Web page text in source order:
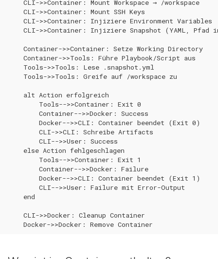
Beispiel 1: Python
Packages installieren
hinzufügen
Beispiel 3: Custom CLIs und
Tools
Beispiel 4: Ansible
Collections hinzufügen
Beispiel 5: Multi-Cloud
Image Building
Audit & Compliance
Pricing & Business Layer
Operator-Deployment
Metriken & Prometheus-
Vorkonfigurierte Daten
Management Commands
0.30.9
0.30.8
0.30.7
0.30.6
0.30.5
0.30.4
0.30.2
0.30.0
0.14.6
0.14.5
0.14.4
0.14.3
0.14.2
0.14.1
0.13.2
0.13.0
    CLI->>Container: Mount Workspace → /workspace
    CLI->>Container: Mount SSH Keys
    CLI->>Container: Injiziere Environment Variables
CLI->>Container: Injiziere Snapshot (YAML, Pfad
    Container->>Container: Setze Working Directory
    Container->>Tools: Führe Playbook/Script aus
    Tools->>Tools: Lese .snapshot.yml
    Tools->>Tools: Greife auf /workspace zu
    alt Action erfolgreich
        Tools-->>Container: Exit 0
        Container-->>Docker: Success
        Docker-->>CLI: Container beendet (Exit 0)
        CLI->>CLI: Schreibe Artifacts
        CLI-->>User: Success
    else Action fehlgeschlagen
        Tools-->>Container: Exit 1
        Container-->>Docker: Failure
        Docker-->>CLI: Container beendet (Exit 1)
        CLI-->>User: Failure mit Error-Output
    end
    CLI->>Docker: Cleanup Container
    Docker->>Docker: Remove Container